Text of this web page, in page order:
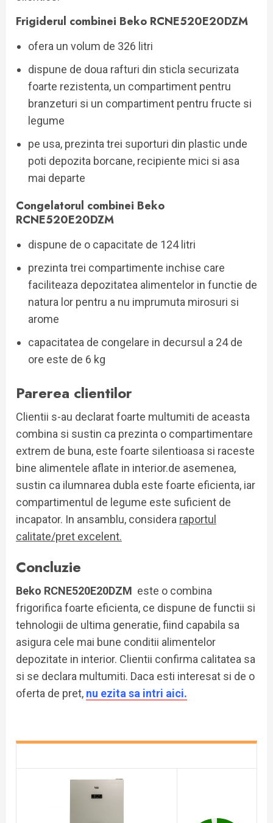
Frigiderul combinei Beko RCNE520E20DZM
ofera un volum de 326 litri
dispune de doua rafturi din sticla securizata
foarte rezistenta, un compartiment pentru
branzeturi si un compartiment pentru fructe si
legume
pe usa, prezinta trei suporturi din plastic unde
poti depozita borcane, recipiente mici si asa
mai departe
Congelatorul combinei Beko
RCNE520E20DZM
dispune de o capacitate de 124 litri
prezinta trei compartimente inchise care
faciliteaza depozitatea alimentelor in functie de
natura lor pentru a nu imprumuta mirosuri si
arome
capacitatea de congelare in decursul a 24 de
ore este de 6 kg
Parerea clientilor
Clientii s-au declarat foarte multumiti de aceasta
combina si sustin ca prezinta o compartimentare
extrem de buna, este foarte silentioasa si raceste
bine alimentele aflate in interior.de asemenea,
sustin ca ilumnarea dubla este foarte eficienta, iar
compartimentul de legume este suficient de
incapator. In ansamblu, considera raportul
calitate/pret excelent.
Concluzie
Beko RCNE520E20DZM este o combina
frigorifica foarte eficienta, ce dispune de functii si
tehnologii de ultima generatie, fiind capabila sa
asigura cele mai bune conditii alimentelor
depozitate in interior. Clientii confirma calitatea sa
si se declara multumiti. Daca esti interesat si de o
oferta de pret, nu ezita sa intri aici.